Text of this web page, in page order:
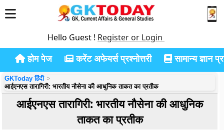
Hello Guest ! Register or Login
होम पेज करेंट अफेयर्स प्रश्नोत्तरी सामान्य ज्ञान
GKToday हिंदी
आईएनएस तारागिरी: भारतीय नौसेना की आधुनिक ताकत का प्रतीक
आईएनएस तारागिरी: भारतीय नौसेना की आधुनिक
ताकत का प्रतीक